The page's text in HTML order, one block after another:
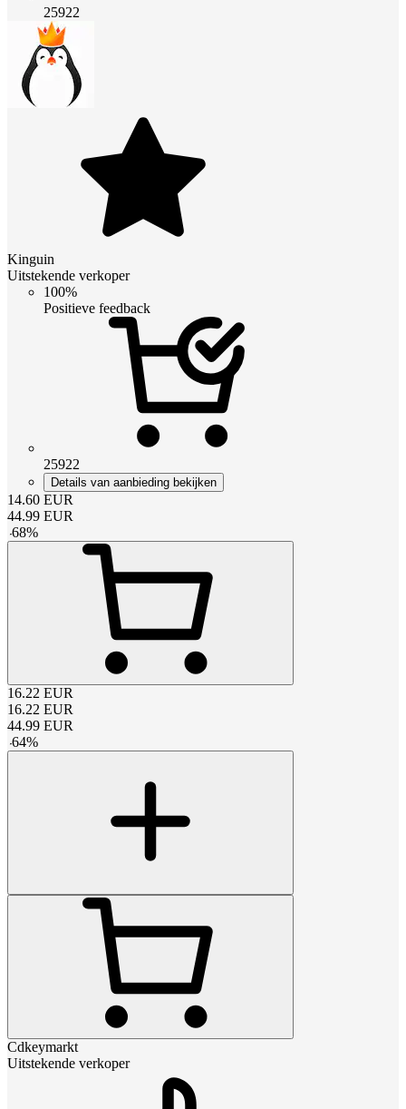
25922
Kinguin
Uitstekende verkoper
100%
Positieve feedback
25922
Details van aanbieding bekijken
14.60 EUR
44.99 EUR
-68%
16.22 EUR
16.22 EUR
44.99 EUR
-64%
Cdkeymarkt
Uitstekende verkoper